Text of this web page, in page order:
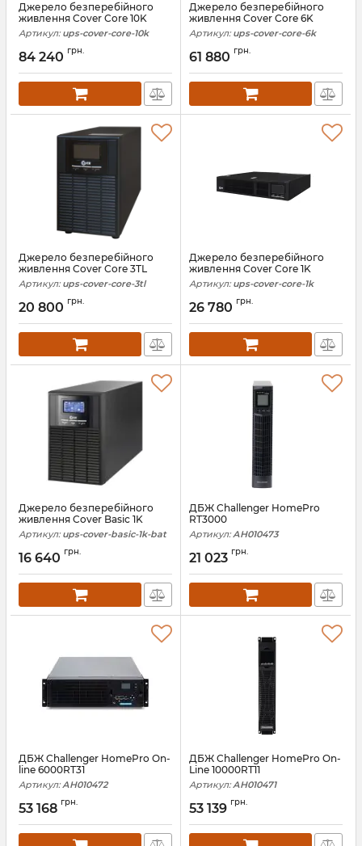
Джерело безперебійного
живлення Cover Core 10K
Артикул: ups-cover-core-10k
84 240 грн.
Джерело безперебійного
живлення Cover Core 6K
Артикул: ups-cover-core-6k
61 880 грн.
Джерело безперебійного
живлення Cover Core 3TL
Артикул: ups-cover-core-3tl
20 800 грн.
Джерело безперебійного
живлення Cover Core 1K
Артикул: ups-cover-core-1k
26 780 грн.
Джерело безперебійного
живлення Cover Basic 1K
Артикул: ups-cover-basic-1k-bat
16 640 грн.
ДБЖ Challenger HomePro
RT3000
Артикул: АН010473
21 023 грн.
ДБЖ Challenger HomePro On-
line 6000RT31
Артикул: АН010472
53 168 грн.
ДБЖ Challenger HomePro On-
Line 10000RT11
Артикул: АН010471
53 139 грн.